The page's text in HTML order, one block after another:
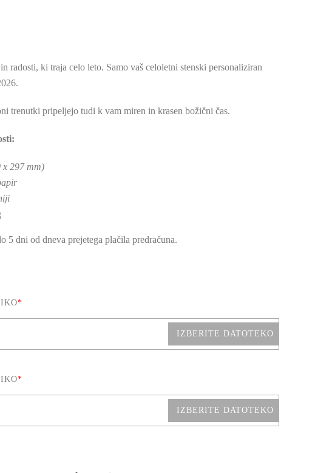
radosti, ki traja celo leto. Samo vaš celoletni stenski personaliziran
trenutki pripeljejo tudi k vam miren in krasen božični čas.
x 297 mm)
5 dni od dneva prejetega plačila predračuna.
*
IZBERITE DATOTEKO
*
IZBERITE DATOTEKO